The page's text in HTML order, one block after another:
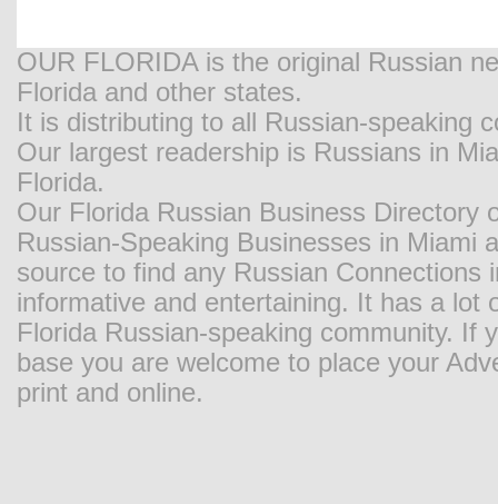
OUR FLORIDA is the original Russian
Florida and other states.
It is distributing to all Russian-speaking
Our largest readership is Russians in
Florida.
Our Florida Russian Business Directory
Russian-Speaking Businesses in Miami
source to find any Russian
informative and entertaining. It has a
Florida Russian-speaking community. If
base you are welcome to place your
print and online.